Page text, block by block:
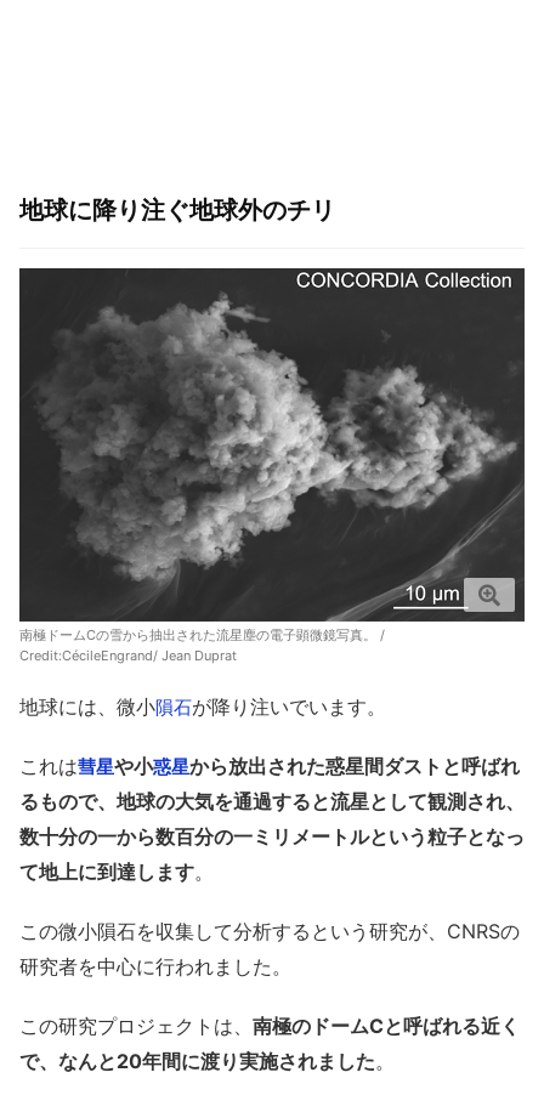
地球に降り注ぐ地球外のチリ
南極ドームCの雪から抽出された流星塵の電子顕微鏡写真。 /
Credit:CécileEngrand/ Jean Duprat
地球には、微小隕石が降り注いでいます。
これは彗星や小惑星から放出された惑星間ダストと呼ばれ
るもので、地球の大気を通過すると流星として観測され、
数十分の一から数百分の一ミリメートルという粒子となっ
て地上に到達します。
この微小隕石を収集して分析するという研究が、CNRSの
研究者を中心に行われました。
この研究プロジェクトは、 南極のドームCと呼ばれる近く
で、なんと20年間に渡り実施されました。